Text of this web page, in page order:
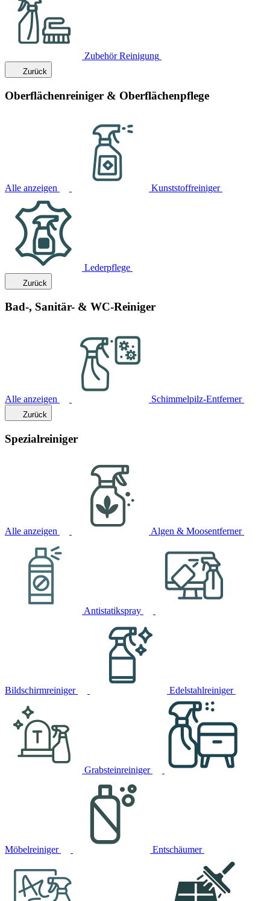
Zubehör Reinigung
Zurück
Oberflächenreiniger & Oberflächenpflege
Alle anzeigen Kunststoffreiniger
Lederpflege
Zurück
Bad-, Sanitär- & WC-Reiniger
Alle anzeigen Schimmelpilz-Entferner
Zurück
Spezialreiniger
Alle anzeigen Algen & Moosentferner
Antistatikspray
Bildschirmreiniger Edelstahlreiniger
Grabsteinreiniger
Möbelreiniger Entschäumer